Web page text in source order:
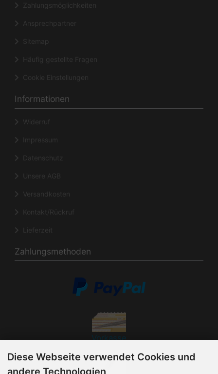
Zahlungsmöglichkeiten
Ansprechpartner
Sitemap
Häufig gestellte Fragen
Cookie Einstellungen
Informationen
Widerruf
Impressum
Datenschutz
Unsere AGB
Versandkosten
Kontakt/Rückruf
Lieferzeit
Zahlungsmethoden
Vorkasse
Diese Webseite verwendet Cookies und
andere Technologien